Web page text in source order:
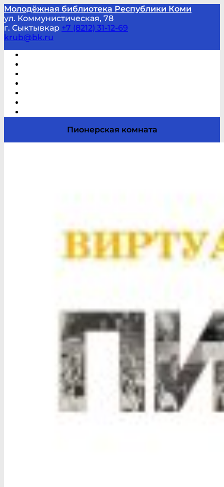
Молодёжная библиотека Республики Коми
ул. Коммунистическая, 78
г. Сыктывкар +7 (8212) 31-12-69
krub@bk.ru
Пионерская комната